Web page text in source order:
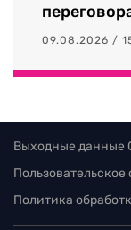
09.08.2026 /
Выходные данные
Политика